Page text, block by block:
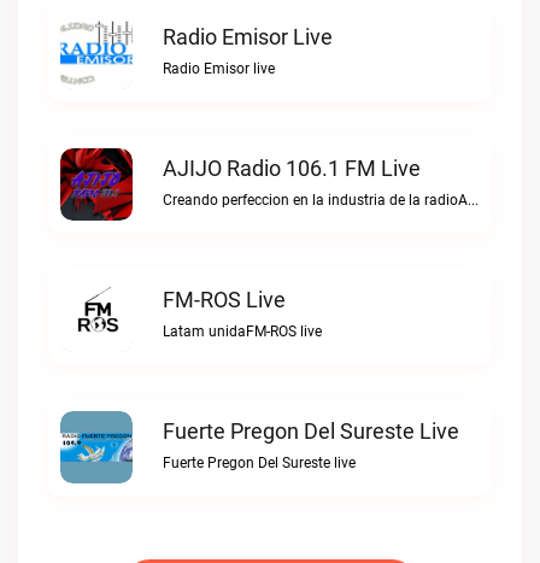
Radio Emisor Live
Radio Emisor live
AJIJO Radio 106.1 FM Live
Creando perfeccion en la industria de la radioAJIJO Radio 106.1 FM live
FM-ROS Live
Latam unidaFM-ROS live
Fuerte Pregon Del Sureste Live
Fuerte Pregon Del Sureste live